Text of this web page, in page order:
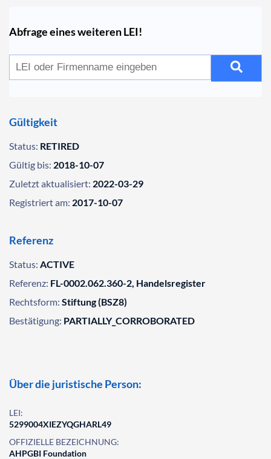
Abfrage eines weiteren LEI!
Gültigkeit
Status: RETIRED
Gültig bis: 2018-10-07
Zuletzt aktualisiert: 2022-03-29
Registriert am: 2017-10-07
Referenz
Status: ACTIVE
Referenz: FL-0002.062.360-2, Handelsregister
Rechtsform: Stiftung (BSZ8)
Bestätigung: PARTIALLY_CORROBORATED
Über die juristische Person:
LEI:
5299004XIEZYQGHARL49
OFFIZIELLE BEZEICHNUNG:
AHPGBI Foundation